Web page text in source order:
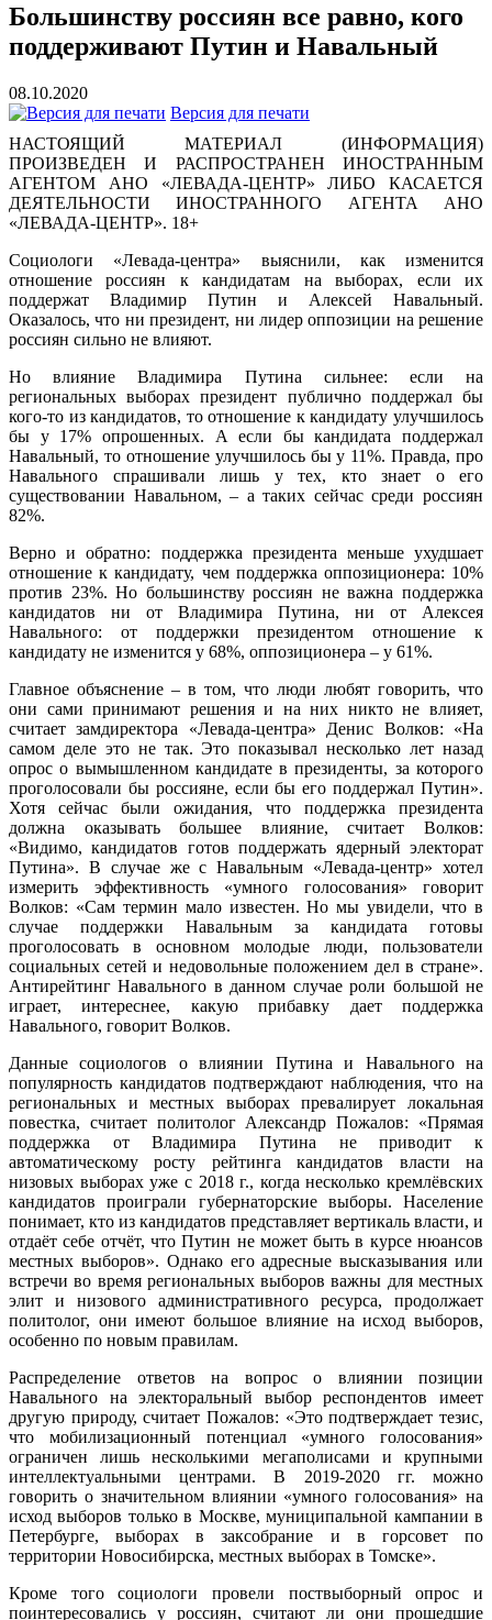
Большинству россиян все равно, кого
поддерживают Путин и Навальный
08.10.2020
Версия для печати
НАСТОЯЩИЙ МАТЕРИАЛ (ИНФОРМАЦИЯ)
ПРОИЗВЕДЕН И РАСПРОСТРАНЕН ИНОСТРАННЫМ
АГЕНТОМ АНО «ЛЕВАДА-ЦЕНТР» ЛИБО КАСАЕТСЯ
ДЕЯТЕЛЬНОСТИ ИНОСТРАННОГО АГЕНТА АНО
«ЛЕВАДА-ЦЕНТР». 18+
Социологи «Левада-центра» выяснили, как изменится
отношение россиян к кандидатам на выборах, если их
поддержат Владимир Путин и Алексей Навальный.
Оказалось, что ни президент, ни лидер оппозиции на решение
россиян сильно не влияют.
Но влияние Владимира Путина сильнее: если на
региональных выборах президент публично поддержал бы
кого-то из кандидатов, то отношение к кандидату улучшилось
бы у 17% опрошенных. А если бы кандидата поддержал
Навальный, то отношение улучшилось бы у 11%. Правда, про
Навального спрашивали лишь у тех, кто знает о его
существовании Навальном, – а таких сейчас среди россиян
82%.
Верно и обратно: поддержка президента меньше ухудшает
отношение к кандидату, чем поддержка оппозиционера: 10%
против 23%. Но большинству россиян не важна поддержка
кандидатов ни от Владимира Путина, ни от Алексея
Навального: от поддержки президентом отношение к
кандидату не изменится у 68%, оппозиционера – у 61%.
Главное объяснение – в том, что люди любят говорить, что
они сами принимают решения и на них никто не влияет,
считает замдиректора «Левада-центра» Денис Волков: «На
самом деле это не так. Это показывал несколько лет назад
опрос о вымышленном кандидате в президенты, за которого
проголосовали бы россияне, если бы его поддержал Путин».
Хотя сейчас были ожидания, что поддержка президента
должна оказывать большее влияние, считает Волков:
«Видимо, кандидатов готов поддержать ядерный электорат
Путина». В случае же с Навальным «Левада-центр» хотел
измерить эффективность «умного голосования» говорит
Волков: «Сам термин мало известен. Но мы увидели, что в
случае поддержки Навальным за кандидата готовы
проголосовать в основном молодые люди, пользователи
социальных сетей и недовольные положением дел в стране».
Антирейтинг Навального в данном случае роли большой не
играет, интереснее, какую прибавку дает поддержка
Навального, говорит Волков.
Данные социологов о влиянии Путина и Навального на
популярность кандидатов подтверждают наблюдения, что на
региональных и местных выборах превалирует локальная
повестка, считает политолог Александр Пожалов: «Прямая
поддержка от Владимира Путина не приводит к
автоматическому росту рейтинга кандидатов власти на
низовых выборах уже с 2018 г., когда несколько кремлёвских
кандидатов проиграли губернаторские выборы. Население
понимает, кто из кандидатов представляет вертикаль власти, и
отдаёт себе отчёт, что Путин не может быть в курсе нюансов
местных выборов». Однако его адресные высказывания или
встречи во время региональных выборов важны для местных
элит и низового административного ресурса, продолжает
политолог, они имеют большое влияние на исход выборов,
особенно по новым правилам.
Распределение ответов на вопрос о влиянии позиции
Навального на электоральный выбор респондентов имеет
другую природу, считает Пожалов: «Это подтверждает тезис,
что мобилизационный потенциал «умного голосования»
ограничен лишь несколькими мегаполисами и крупными
интеллектуальными центрами. В 2019-2020 гг. можно
говорить о значительном влиянии «умного голосования» на
исход выборов только в Москве, муниципальной кампании в
Петербурге, выборах в заксобрание и в горсовет по
территории Новосибирска, местных выборах в Томске».
Кроме того социологи провели поствыборный опрос и
поинтересовались у россиян, считают ли они прошедшие